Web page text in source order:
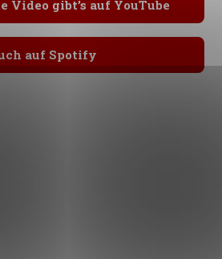
Video gibt’s auf YouTube
auf Spotify